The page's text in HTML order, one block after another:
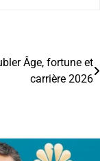
Âge, fortune et
carrière 2026